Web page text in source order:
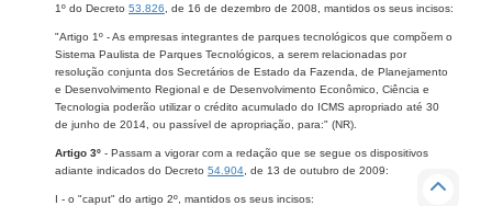
1º do Decreto 53.826 , de 16 de dezembro de 2008, mantidos os seus incisos:
"Artigo 1º - As empresas integrantes de parques tecnológicos que compõem o
Sistema Paulista de Parques Tecnológicos, a serem relacionadas por
resolução conjunta dos Secretários de Estado da Fazenda, de Planejamento
e Desenvolvimento Regional e de Desenvolvimento Econômico, Ciência e
Tecnologia poderão utilizar o crédito acumulado do ICMS apropriado até 30
de junho de 2014, ou passível de apropriação, para:" (NR).
Artigo 3º - Passam a vigorar com a redação que se segue os dispositivos
adiante indicados do Decreto 54.904 , de 13 de outubro de 2009:
I - o "caput" do artigo 2º, mantidos os seus incisos: